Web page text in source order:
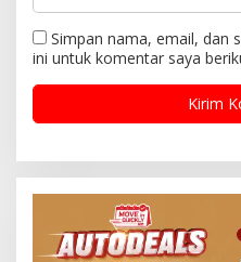
Simpan nama, email, dan
ini untuk komentar saya